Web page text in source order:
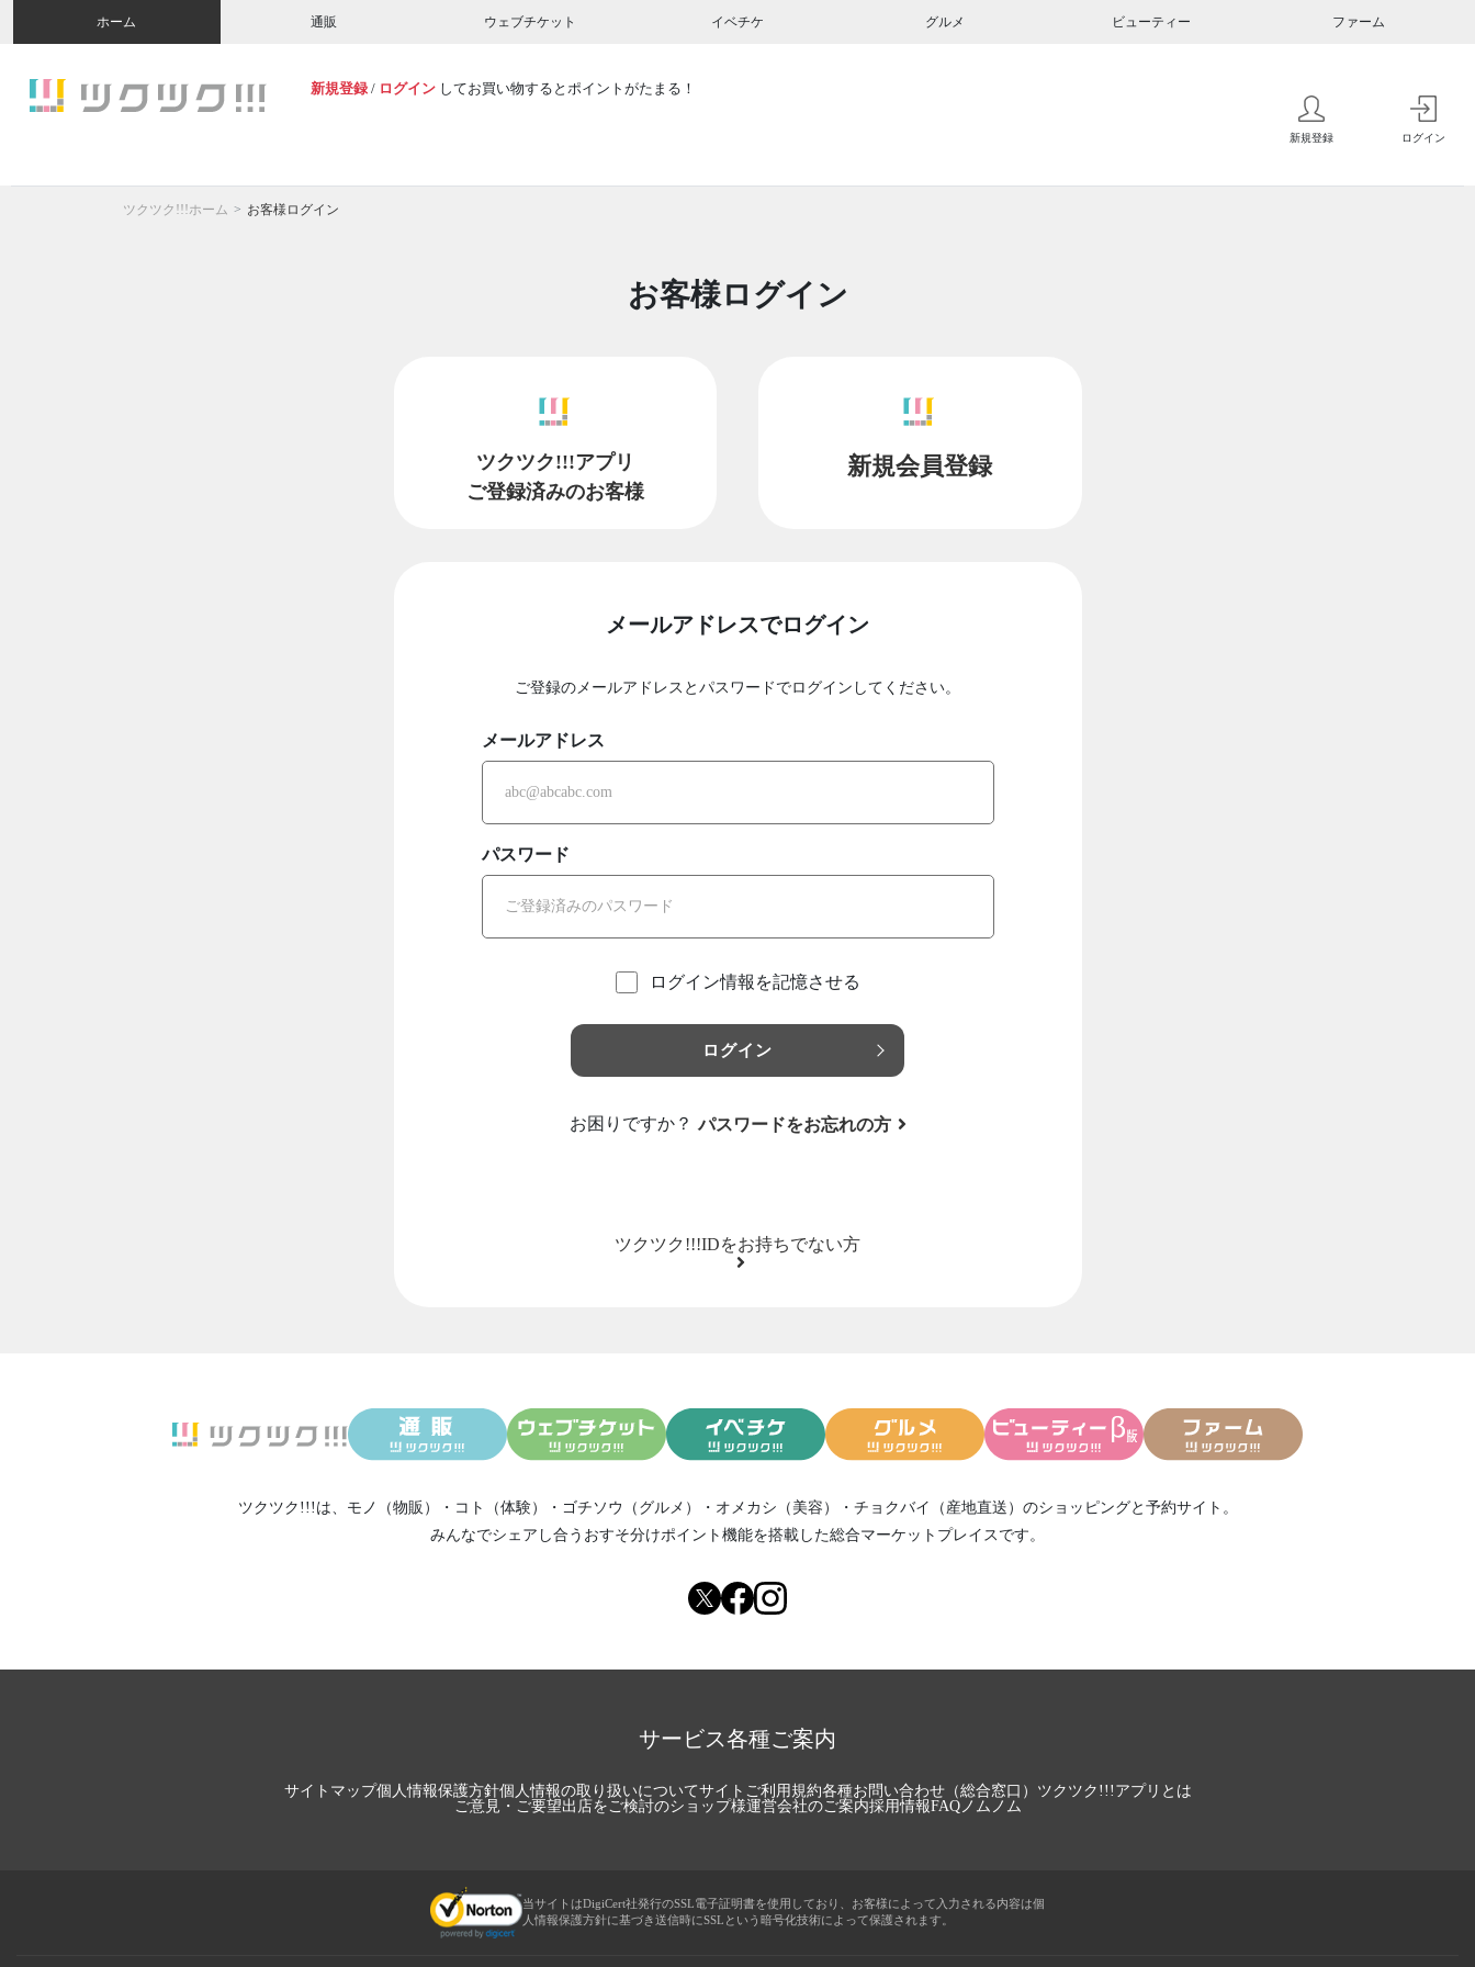
ホーム 通販 ウェブチケット イベチケ グルメ ビューティー ファーム
新規登録 / ログイン してお買い物するとポイントがたまる！
新規登録 ログイン
ツクツク!!!ホーム お客様ログイン
お客様ログイン
ツクツク!!!アプリ
ご登録済みのお客様
新規会員登録
メールアドレスでログイン
ご登録のメールアドレスとパスワードでログインしてください。
メールアドレス
パスワード
ログイン情報を記憶させる
ログイン
お困りですか？ パスワードをお忘れの方
ツクツク!!!IDをお持ちでない方
ツクツク!!!は、 モノ（物販） ・ コト（体験） ・ ゴチソウ（グルメ） ・ オメカシ（美容） ・ チョクバイ（産地直送） のショッピングと予約サイト。
みんなでシェアし合う おすそ分けポイント機能を搭載した総合マーケットプレイスです。
サービス各種ご案内
サイトマップ個人情報保護方針個人情報の取り扱いについてサイトご利用規約各種お問い合わせ（総合窓口） ツクツク!!!アプリとは
ご意見・ご要望出店をご検討のショップ様運営会社のご案内採用情報FAQノムノム
当サイトはDigiCert社発行のSSL電子証明書を使用しており、お客様によって入力される内容は個
人情報保護方針に基づき送信時にSSLという暗号化技術によって保護されます。